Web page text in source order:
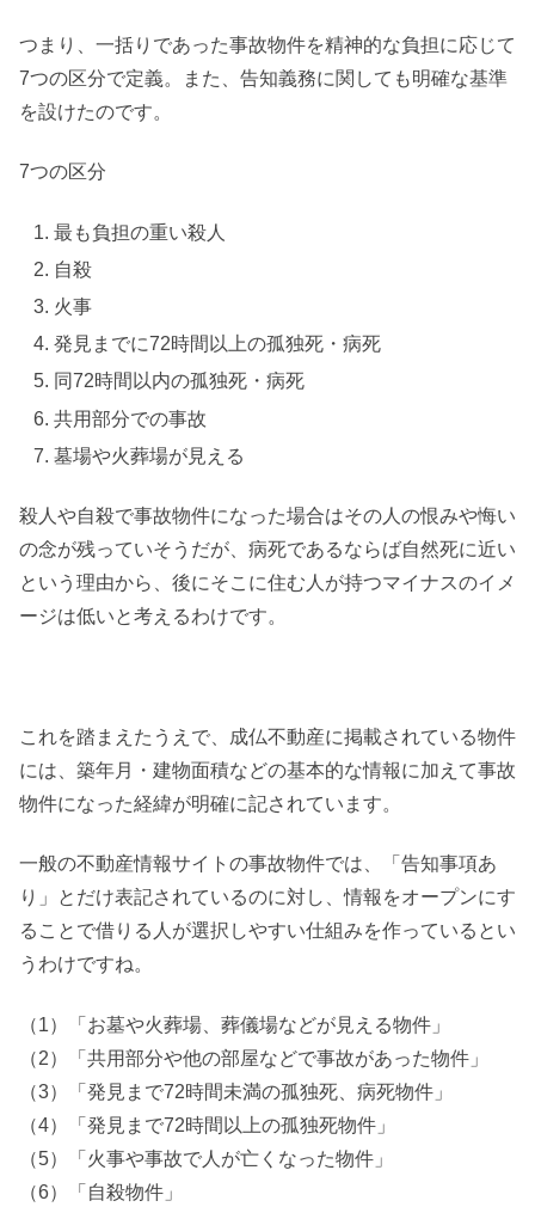
つまり、一括りであった事故物件を精神的な負担に応じて
7つの区分で定義。また、告知義務に関しても明確な基準
を設けたのです。
7つの区分
最も負担の重い殺人
自殺
火事
発見までに72時間以上の孤独死・病死
同72時間以内の孤独死・病死
共用部分での事故
墓場や火葬場が見える
殺人や自殺で事故物件になった場合はその人の恨みや悔い
の念が残っていそうだが、病死であるならば自然死に近い
という理由から、後にそこに住む人が持つマイナスのイメ
ージは低いと考えるわけです。
これを踏まえたうえで、成仏不動産に掲載されている物件
には、築年月・建物面積などの基本的な情報に加えて事故
物件になった経緯が明確に記されています。
一般の不動産情報サイトの事故物件では、「告知事項あ
り」とだけ表記されているのに対し、情報をオープンにす
ることで借りる人が選択しやすい仕組みを作っているとい
うわけですね。
（1）「お墓や火葬場、葬儀場などが見える物件」
（2）「共用部分や他の部屋などで事故があった物件」
（3）「発見まで72時間未満の孤独死、病死物件」
（4）「発見まで72時間以上の孤独死物件」
（5）「火事や事故で人が亡くなった物件」
（6）「自殺物件」